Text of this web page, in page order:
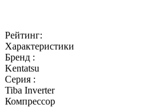
Рейтинг:
Характеристики
Бренд :
Kentatsu
Серия :
Tiba Inverter
Компрессор